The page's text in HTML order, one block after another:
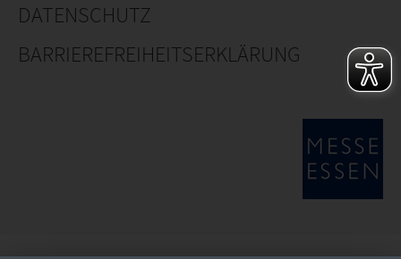
DATENSCHUTZ
BARRIEREFREIHEITSERKLÄRUNG